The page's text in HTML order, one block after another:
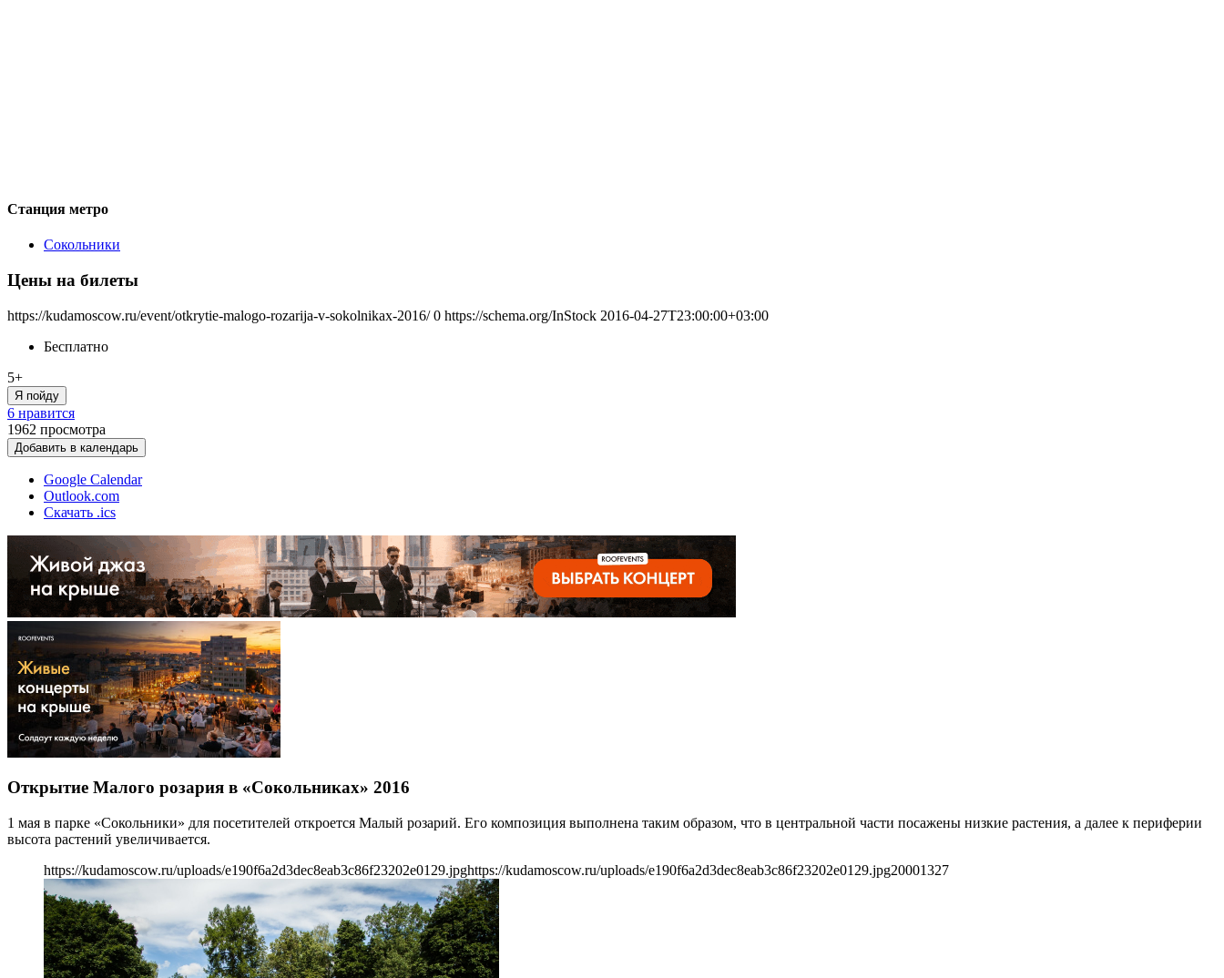
Станция метро
Сокольники
Цены на билеты
https://kudamoscow.ru/event/otkrytie-malogo-rozarija-v-sokolnikax-2016/ 0 https://schema.org/InStock 2016-04-27T23:00:00+03:00
Бесплатно
5+
Я пойду
6 нравится
1962 просмотра
Добавить в календарь
Google Calendar
Outlook.com
Скачать .ics
Открытие Малого розария в «Сокольниках» 2016
1 мая в парке «Сокольники» для посетителей откроется Малый розарий. Его композиция выполнена таким образом, что в центральной части посажены низкие растения, а далее к периферии
высота растений увеличивается.
https://kudamoscow.ru/uploads/e190f6a2d3dec8eab3c86f23202e0129.jpghttps://kudamoscow.ru/uploads/e190f6a2d3dec8eab3c86f23202e0129.jpg20001327